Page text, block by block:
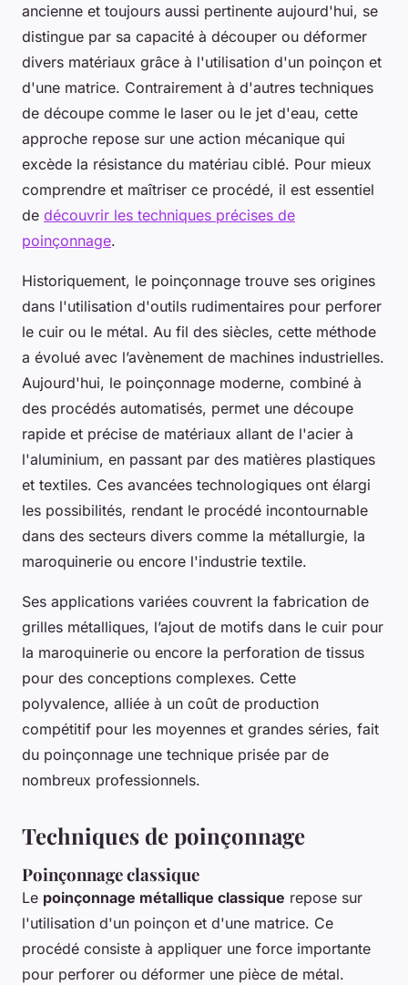
ancienne et toujours aussi pertinente aujourd'hui, se
distingue par sa capacité à découper ou déformer
divers matériaux grâce à l'utilisation d'un poinçon et
d'une matrice. Contrairement à d'autres techniques
de découpe comme le laser ou le jet d'eau, cette
approche repose sur une action mécanique qui
excède la résistance du matériau ciblé. Pour mieux
comprendre et maîtriser ce procédé, il est essentiel
de découvrir les techniques précises de
poinçonnage.
Historiquement, le poinçonnage trouve ses origines
dans l'utilisation d'outils rudimentaires pour perforer
le cuir ou le métal. Au fil des siècles, cette méthode
a évolué avec l’avènement de machines industrielles.
Aujourd'hui, le poinçonnage moderne, combiné à
des procédés automatisés, permet une découpe
rapide et précise de matériaux allant de l'acier à
l'aluminium, en passant par des matières plastiques
et textiles. Ces avancées technologiques ont élargi
les possibilités, rendant le procédé incontournable
dans des secteurs divers comme la métallurgie, la
maroquinerie ou encore l'industrie textile.
Ses applications variées couvrent la fabrication de
grilles métalliques, l’ajout de motifs dans le cuir pour
la maroquinerie ou encore la perforation de tissus
pour des conceptions complexes. Cette
polyvalence, alliée à un coût de production
compétitif pour les moyennes et grandes séries, fait
du poinçonnage une technique prisée par de
nombreux professionnels.
Techniques de poinçonnage
Poinçonnage classique
Le poinçonnage métallique classique repose sur
l'utilisation d'un poinçon et d'une matrice. Ce
procédé consiste à appliquer une force importante
pour perforer ou déformer une pièce de métal.